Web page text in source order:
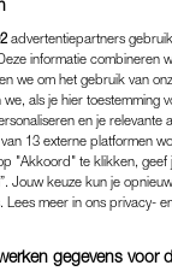
advertentiepartners
informatie combineren
we om het gebruik van
als je hier toestemming
en je
13 externe platformen
"Akkoord" te klikken,
Jouw keuze kun je
Lees meer in ons privacy-
gegevens voor